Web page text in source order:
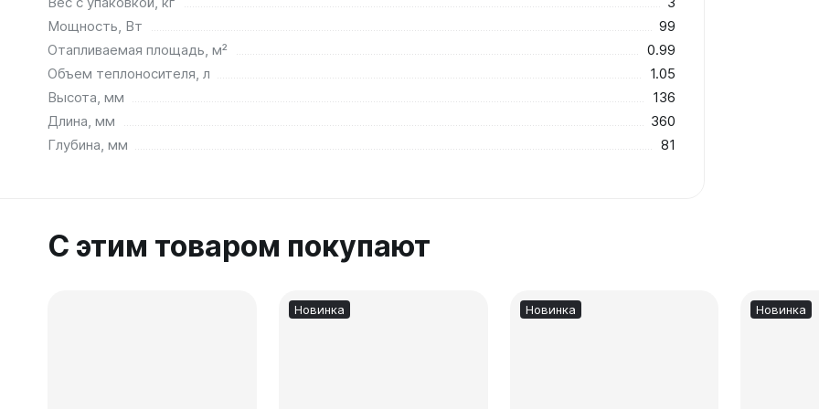
Мощность, Вт
99
Отапливаемая площадь, м²
0.99
Объем теплоносителя, л
1.05
Высота, мм
136
Длина, мм
360
Глубина, мм
81
С этим товаром покупают
Новинка Новинка Новинка